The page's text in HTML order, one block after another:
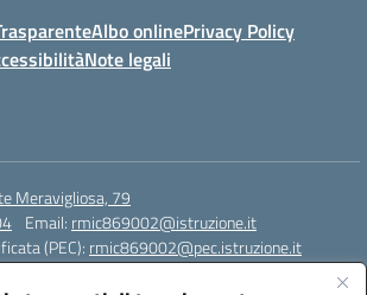
Albo onlinePrivacy Policy
Note legali
Meravigliosa, 79
Email: rmic869002@istruzione.it
(PEC): rmic869002@pec.istruzione.it